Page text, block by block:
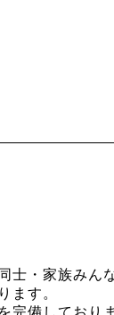
・家族みん
ます。
完備しており